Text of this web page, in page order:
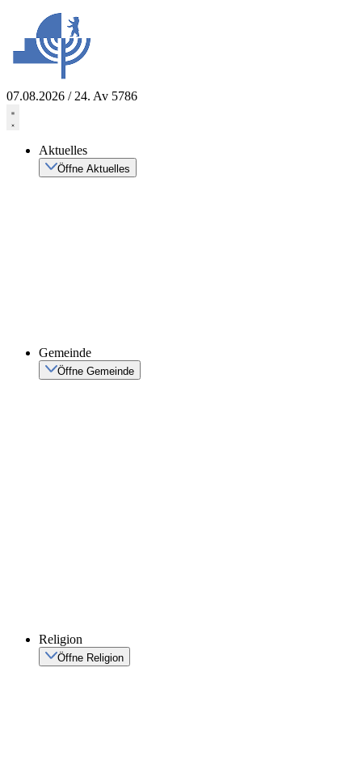
springen
07.08.2026 / 24. Av 5786
Aktuelles
Öffne Aktuelles
Gemeinde
Öffne Gemeinde
Religion
Öffne Religion